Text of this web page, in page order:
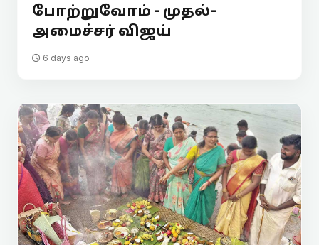
போற்றுவோம் - முதல்-
அமைச்சர் விஜய்
6 days ago